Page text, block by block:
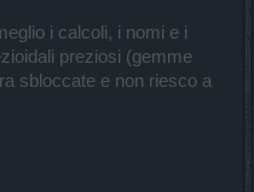
i calcoli, i nomi e i
preziosi (gemme
sbloccate e non riesco a